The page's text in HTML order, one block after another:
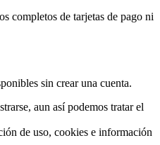
completos de tarjetas de pago ni
sin crear una cuenta.
aun así podemos tratar el
de uso, cookies e información